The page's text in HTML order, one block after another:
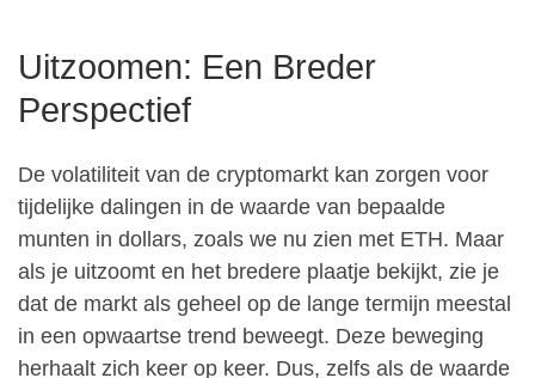
Uitzoomen: Een Breder
Perspectief
De volatiliteit van de cryptomarkt kan zorgen voor
tijdelijke dalingen in de waarde van bepaalde
munten in dollars, zoals we nu zien met ETH. Maar
als je uitzoomt en het bredere plaatje bekijkt, zie je
dat de markt als geheel op de lange termijn meestal
in een opwaartse trend beweegt. Deze beweging
herhaalt zich keer op keer. Dus, zelfs als de waarde